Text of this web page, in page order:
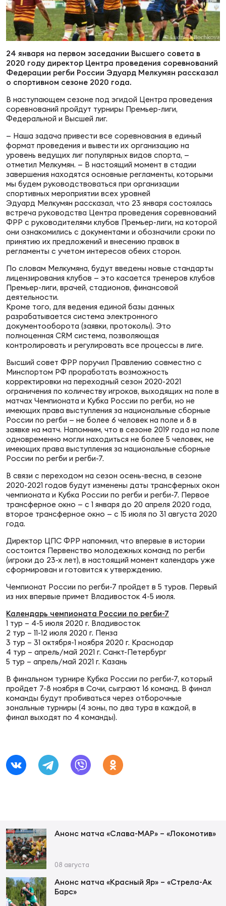
Регионы
Сборные
Контакты
24 января на первом заседании Высшего совета в
2020 году директор Центра проведения соревнований
Федерации регби России Эдуард Мелкумян рассказал
о спортивном сезоне 2020 года.
В наступающем сезоне под эгидой Центра проведения
соревнований пройдут турниры Премьер-лиги,
Федеральной и Высшей лиг.
— Наша задача привести все соревнования в единый
формат проведения и вывести их организацию на
уровень ведущих лиг популярных видов спорта, —
отметил Мелкумян. — В настоящий момент в стадии
завершения находятся основные регламенты, которыми
мы будем руководствоваться при организации
спортивных мероприятии всех уровней
Эдуард Мелкумян рассказал, что 23 января состоялась
встреча руководства Центра проведения соревнований
ФРР с руководителями клубов Премьер-лиги, на которой
они ознакомились с документами и обозначили сроки по
принятию их предложений и внесению правок в
регламенты с учетом интересов обеих сторон.
По словам Мелкумяна, будут введены новые стандарты
лицензирования клубов — это касается тренеров клубов
Премьер-лиги, врачей, стадионов, финансовой
деятельности.
Кроме того, для ведения единой базы данных
разрабатывается система электронного
документооборота (заявки, протоколы). Это
полноценная CRM система, позволяющая
контролировать и регулировать все процессы в лиге.
Высший совет ФРР поручил Правлению совместно с
Минспортом РФ проработать возможность
корректировки на переходный сезон 2020-2021
ограничения по количеству игроков, выходящих на поле в
матчах Чемпионата и Кубка России по регби, но не
имеющих права выступления за национальные сборные
России по регби — не более 6 человек на поле и 8 в
заявке на матч. Напомним, что в сезоне 2019 года на поле
одновременно могли находиться не более 5 человек, не
имеющих права выступления за национальные сборные
России по регби и регби-7.
В связи с переходом на сезон осень-весна, в сезоне
2020-2021 годов будут изменены даты трансферных окон
чемпионата и Кубка России по регби и регби-7. Первое
трансферное окно — с 1 января до 20 апреля 2020 года,
второе трансферное окно — с 15 июля по 31 августа 2020
года.
Директор ЦПС ФРР напомнил, что впервые в истории
состоится Первенство молодежных команд по регби
(игроки до 23-х лет), в настоящий момент календарь уже
сформирован и готовится к утверждению.
Чемпионат России по регби-7 пройдет в 5 туров. Первый
из них впервые примет Владивосток 4-5 июля.
Календарь чемпионата России по регби-7
1 тур – 4-5 июля 2020 г. Владивосток
2 тур – 11-12 июля 2020 г. Пенза
3 тур – 31 октября-1 ноября 2020 г. Краснодар
4 тур – апрель/май 2021 г. Санкт-Петербург
5 тур – апрель/май 2021 г. Казань
В финальном турнире Кубка России по регби-7, который
пройдет 7-8 ноября в Сочи, сыграют 16 команд. В финал
команды будут пробиваться через отборочные
зональные турниры (4 зоны, по два тура в каждой, в
финал выходят по 4 команды).
Анонс матча «Слава-МАР» – «Локомотив»
08 августа
Анонс матча «Красный Яр» – «Стрела-Ак
Барс»
ОТПРАВИТЬ